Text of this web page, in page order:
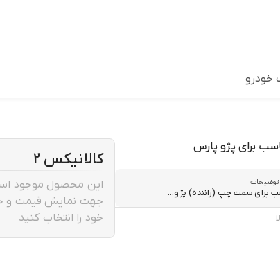
خودرو
توضیحات
برای سمت چپ (راننده) پژو...
کالانیکس 2
این محصول موجود
جهت نمایش قیمت و
خود را انتخاب کنید